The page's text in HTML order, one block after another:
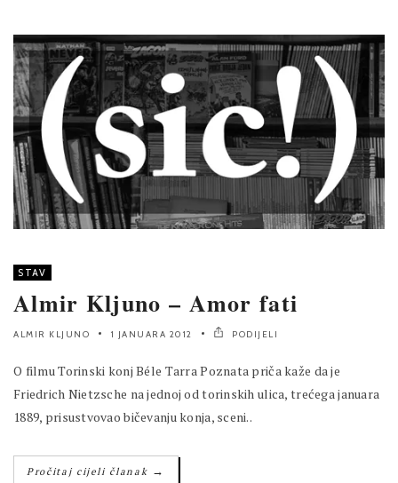
STAV
Almir Kljuno – Amor fati
ALMIR KLJUNO 1 JANUARA 2012 PODIJELI
O filmu Torinski konj Béle Tarra Poznata priča kaže da je
Friedrich Nietzsche na jednoj od torinskih ulica, trećega januara
1889, prisustvovao bičevanju konja, sceni..
Pročitaj cijeli članak →